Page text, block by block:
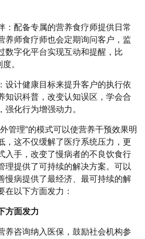
：配备专属的营养食疗师提供日常
养师食疗师也会定期询问客户，监
数字化平台实现互动和提醒，比
。
设计健康目标来提升客户的执行依
知识科普，改变认知误区，学会合
化行为增强动力。
管理”的模式可以使营养干预效果明
，这不仅缓解了医疗系统压力，更
入手，改变了慢病者的不良饮食行
理提供了可持续的解决方案。可以
慢病提供了最经济、最可持续的解
在以下方面发力：
方面发力
养咨询纳入医保，鼓励社会机构参